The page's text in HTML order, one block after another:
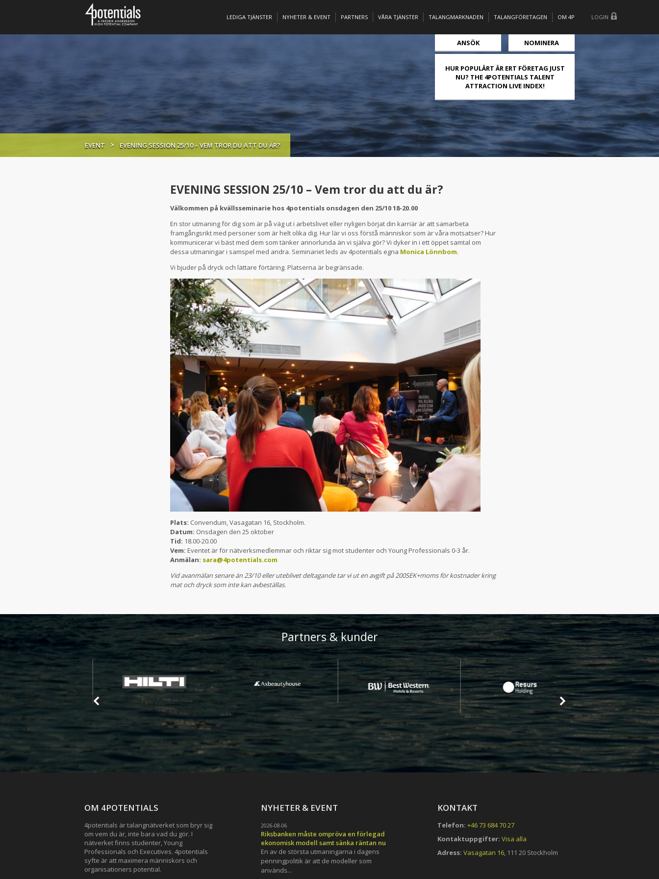
LEDIGA TJÄNSTER NYHETER & EVENT PARTNERS VÅRA TJÄNSTER TALANGMARKNADEN TALANGFÖRETAGEN OM 4P LOGIN
ANSÖK NOMINERA
HUR POPULÄRT ÄR ERT FÖRETAG JUST
NU? THE 4POTENTIALS TALENT
ATTRACTION LIVE INDEX!
EVENT EVENING SESSION 25/10 – VEM TROR DU ATT DU ÄR?
EVENING SESSION 25/10 – Vem tror du att du är?
Välkommen på kvällsseminarie hos 4potentials onsdagen den 25/10 18-20.00
En stor utmaning för dig som är på väg ut i arbetslivet eller nyligen börjat din karriär är att samarbeta
framgångsrikt med personer som är helt olika dig. Hur lär vi oss förstå människor som är våra motsatser? Hur
kommunicerar vi bäst med dem som tänker annorlunda än vi själva gör? Vi dyker in i ett öppet samtal om
dessa utmaningar i samspel med andra. Seminariet leds av 4potentials egna Monica Lönnbom.
Vi bjuder på dryck och lättare förtäring. Platserna är begränsade.
Plats: Convendum, Vasagatan 16, Stockholm.
Datum: Onsdagen den 25 oktober
Tid: 18.00-20.00
Vem: Eventet är för nätverksmedlemmar och riktar sig mot studenter och Young Professionals 0-3 år.
Anmälan: sara@4potentials.com
Vid avanmälan senare än 23/10 eller uteblivet deltagande tar vi ut en avgift på 200SEK+moms för kostnader kring
mat och dryck som inte kan avbeställas.
Partners & kunder
OM 4POTENTIALS
4potentials är talangnätverket som bryr sig
om vem du är, inte bara vad du gör. I
nätverket finns studenter, Young
Professionals och Executives. 4potentials
syfte är att maximera människors och
organisationers potential.
NYHETER & EVENT
2026-08-06
Riksbanken måste ompröva en förlegad
ekonomisk modell samt sänka räntan nu
En av de största utmaningarna i dagens
penningpolitik är att de modeller som
används...
KONTAKT
Telefon: +46 73 684 70 27
Kontaktuppgifter: Visa alla
Adress: Vasagatan 16, 111 20 Stockholm